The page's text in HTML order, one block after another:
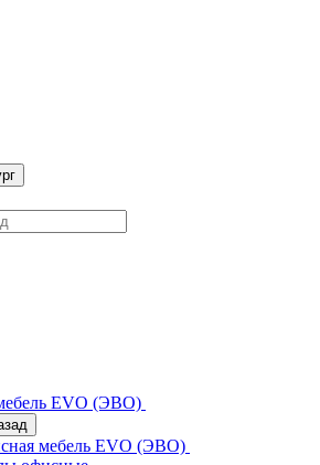
EVO (ЭВО)
мебель EVO (ЭВО)